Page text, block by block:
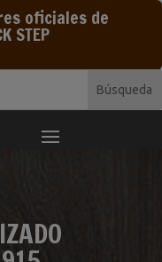
oficiales de
STEP